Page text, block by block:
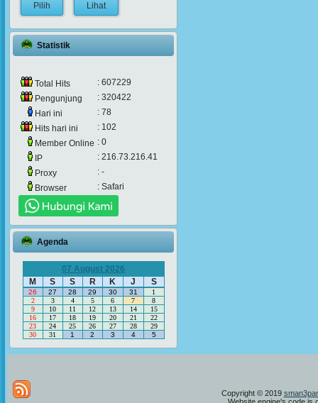
Lihat
Statistik
Total Hits
: 607229
Pengunjung
: 320422
Hari ini
: 78
Hits hari ini
: 102
Member Online : 0
IP
: 216.73.216.41
Proxy
: -
Browser
: Safari
Agenda
07 August 2026
M
S S R K J S
26 27 28 29 30 31
1
2
3 4 5 6 7
8
9
10 11 12 13 14
15
16
17 18 19 20 21
22
23
24 25 26 27 28
29
30
31 1 2 3 4 5
Copyright © 2019